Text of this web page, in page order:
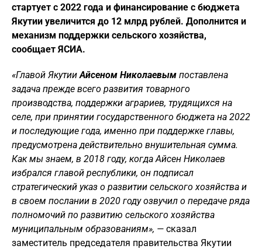
стартует с 2022 года и финансирование с бюджета
Якутии увеличится до 12 млрд рублей. Дополнится и
механизм поддержки сельского хозяйства,
сообщает ЯСИА.
«Главой ЯкутииАйсеном Николаевым поставлена
задача прежде всего развития товарного
производства, поддержки аграриев, трудящихся на
селе, при принятии государственного бюджета на 2022
и последующие года, именно при поддержке главы,
предусмотрена действительно внушительная сумма.
Как мы знаем, в 2018 году, когда Айсен Николаев
избрался главой республики, он подписал
стратегический указ о развитии сельского хозяйства и
в своем послании в 2020 году озвучил о передаче ряда
полномочий по развитию сельского хозяйства
муниципальным образованиям», — сказал
заместитель председателя правительства Якутии